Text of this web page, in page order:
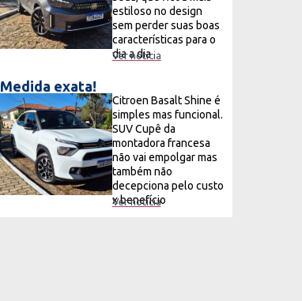
estiloso no design
sem perder suas boas
características para o
dia a dia
Ver notícia
Medida exata!
Citroen Basalt Shine é
simples mas funcional.
SUV Cupê da
montadora francesa
não vai empolgar mas
também não
decepciona pelo custo
x benefício
Ver notícia